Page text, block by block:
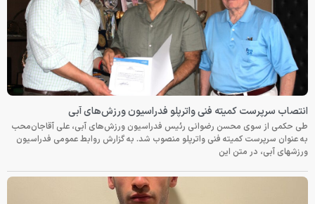
انتصاب سرپرست کمیته فنی واترپلو فدراسیون ورزش‌های آبی
طی حکمی از سوی محسن رضوانی رئیس فدراسیون ورزش‌های آبی، علی آقاجان‌محب
به عنوان سرپرست کمیته فنی واترپلو منصوب شد. به گزارش روابط عمومی فدراسیون
ورزشهای آبی، در متن این